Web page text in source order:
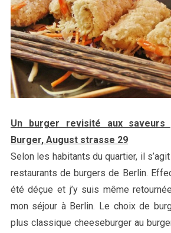
Un burger revisité aux saveurs
Burger, August strasse 29
Selon les habitants du quartier, il
restaurants de burgers de Berlin.
été déçue et j’y suis même
mon séjour à Berlin. Le choix de
plus classique cheeseburger au